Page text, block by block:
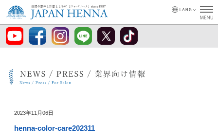
2023年11月06日
henna-color-care202311